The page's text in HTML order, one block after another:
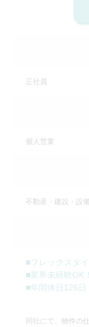
正社員
個人営業
不動産・建設・設備
■フレックスタイ
■業界未経験OK
■年間休日126日
同社にて、物件の